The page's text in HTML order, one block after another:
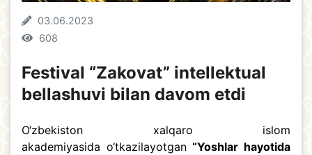
03.06.2023
608
Festival “Zakovat” intellektual
bellashuvi bilan davom etdi
O‘zbekiston xalqaro islom
akademiyasida o‘tkazilayotgan“Yoshlar hayotida